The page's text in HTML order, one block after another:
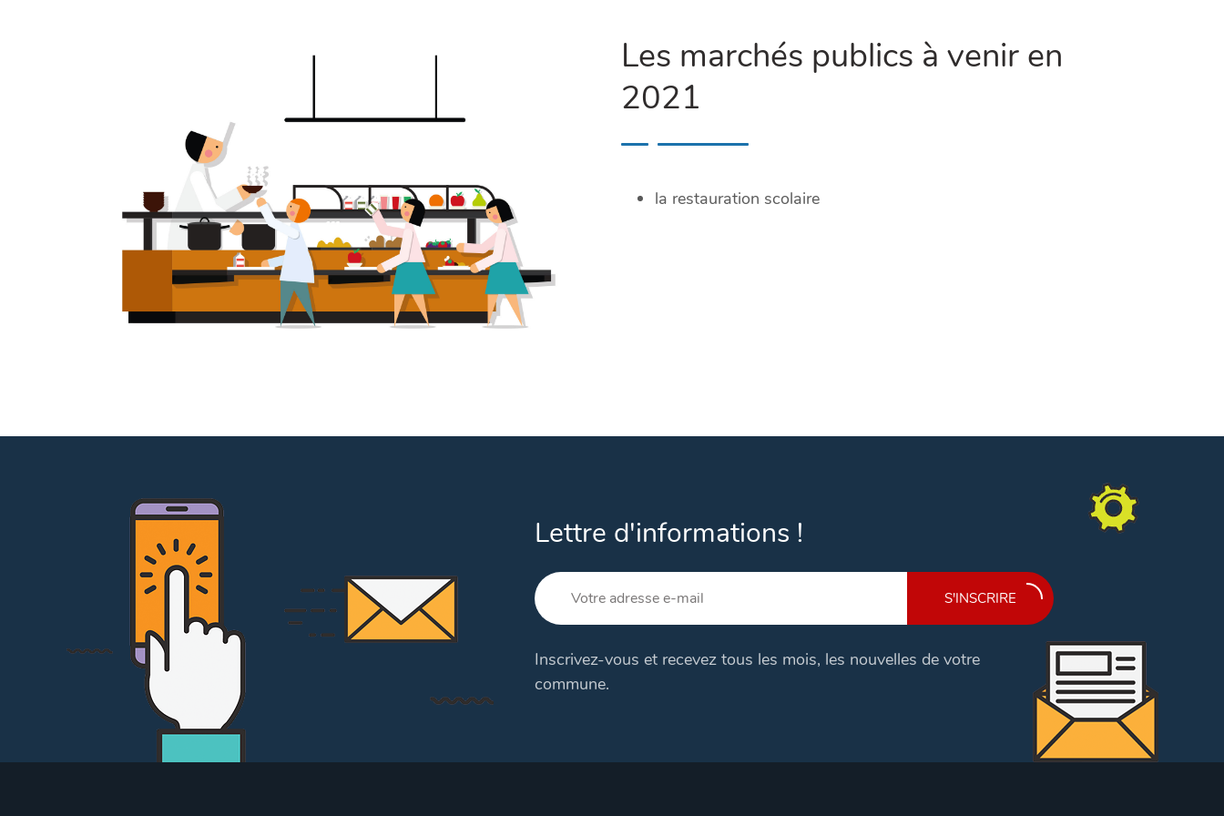
Les marchés publics à venir en
2021
la restauration scolaire
Lettre d'informations !
S'INSCRIRE
Inscrivez-vous et recevez tous les mois, les nouvelles de votre
commune.